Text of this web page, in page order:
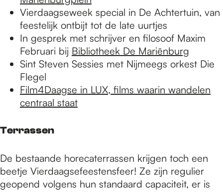
Vierdaagseweek special in De Achtertuin, van
feestelijk ontbijt tot de late uurtjes
In gesprek met schrijver en filosoof Maxim
Februari bij Bibliotheek De Mariënburg
Sint Steven Sessies met Nijmeegs orkest Die
Flegel
Film4Daagse in LUX, films waarin wandelen
centraal staat
Terrassen
De bestaande horecaterrassen krijgen toch een
beetje Vierdaagsefeestensfeer! Ze zijn regulier
geopend volgens hun standaard capaciteit, er is